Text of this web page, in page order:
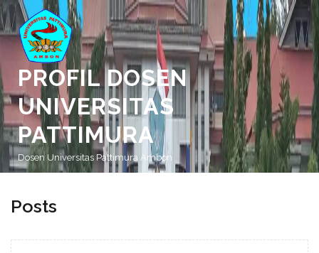
Skip
to
content
PROFIL DOSEN
UNIVERSITAS
PATTIMURA
Dosen Universitas Pattimura Ambon
Posts